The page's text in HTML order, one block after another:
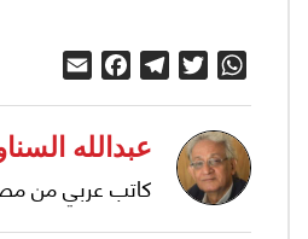
WhatsApp
Twitter
Telegram
Facebook
عبدالله
كاتب عربي من